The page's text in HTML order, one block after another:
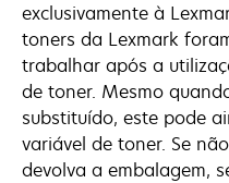
exclusivamente à
toners da Lexmark
trabalhar após a
de toner. Mesmo
substituído, este pode
variável de toner. Se
devolva a embalagem,